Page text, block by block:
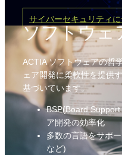
サイバーセキュリティ
ソフトウェ
ACTIA ソフトウェアの哲
ェア開発に柔軟性を提供
基づいています。
BSP(Board
ア開発の効率化
多数の言語をサポ
など)